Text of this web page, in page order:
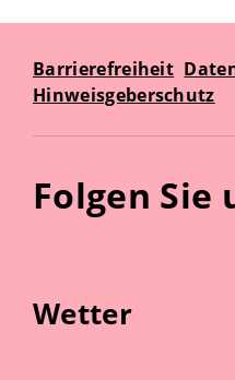
Barrierefreiheit
Hinweisgeberschutz
Folgen Sie
Wetter